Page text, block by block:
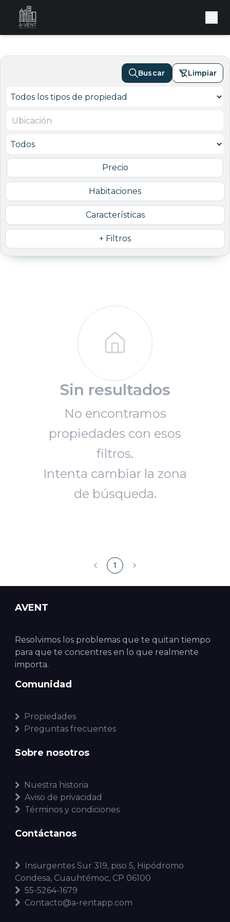
Precio
Habitaciones
Características
+ Filtros
Buscar Limpiar
Sin resultados
No encontramos
propiedades con esos
filtros.
Intenta cambiar la zona
de búsqueda.
1
AVENT
Resolvimos los problemas que te quitan tiempo
para que te concentres en lo que realmente
importa.
Comunidad
Propiedades
Preguntas frecuentes
Sobre nosotros
Nuestra historia
Aviso de privacidad
Términos y condiciones
Contáctanos
Insurgentes Sur 319, piso 5, Hipódromo
Condesa, Cuauhtémoc, CP 06100
55-5264-1679
Contacto@a-rentapp.com